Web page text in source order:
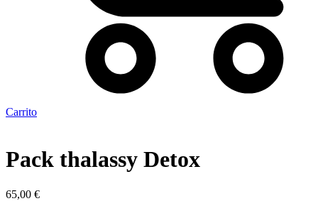
Carrito
Pack thalassy Detox
65,00 €